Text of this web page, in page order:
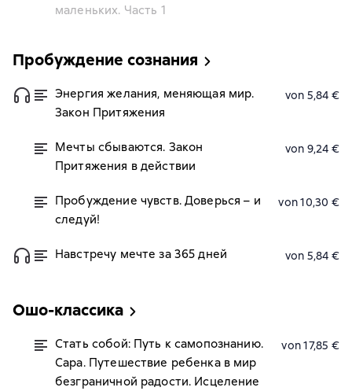
маленьких. Часть 1
Пробуждение сознания
Энергия желания, меняющая мир.
Закон Притяжения
von 5,84 €
Мечты сбываются. Закон
Притяжения в действии
von 9,24 €
Пробуждение чувств. Доверься – и
следуй!
von 10,30 €
Навстречу мечте за 365 дней von 5,84 €
Ошо-классика
Стать собой: Путь к самопознанию.
Сара. Путешествие ребенка в мир
безграничной радости. Исцеление
von 17,85 €